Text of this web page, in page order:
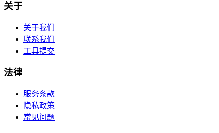
关于
关于我们
联系我们
工具提交
法律
服务条款
隐私政策
常见问题